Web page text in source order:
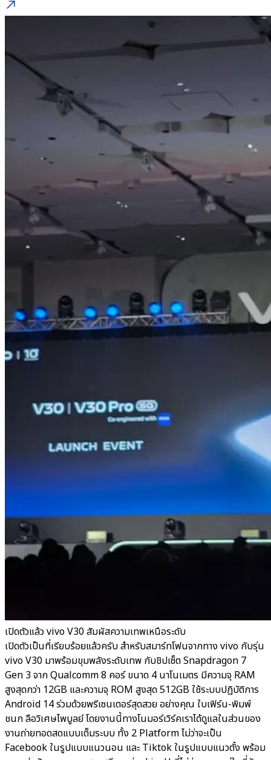
เปิดตัวแล้ว vivo V30 สัมผัสความเทพเหนือระดับ
เปิดตัวเป็นที่เรียบร้อยแล้วครับ สำหรับสมาร์ทโฟนจากทาง vivo กับรุ่น
vivo V30 มาพร้อมขุมพลังระดับเทพ กับชิปเซ็ต Snapdragon 7
Gen 3 จาก Qualcomm 8 คอร์ ขนาด 4 นาโนเมตร มีความจุ RAM
สูงสุดกว่า 12GB และความจุ ROM สูงสุด 512GB ใช้ระบบปฏิบัติการ
Android 14 ร่วมด้วยพรีเซนเตอร์สุดสวย อย่างคุณ ใบเฟิร์น-พิมพ์
ชนก ลือวิเศษไพบูลย์ โดยงานนี้ทางโนมอร์เวิร์คเราได้ดูแลในส่วนของ
งานถ่ายทอดสดแบบเต็มระบบ ทั้ง 2 Platform ไม่ว่าจะเป็น
Facebook ในรูปแบบแนวนอน และ Tiktok ในรูปแบบแนวตั้ง พร้อม